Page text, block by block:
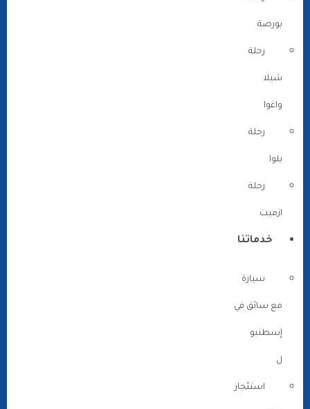
بورصة
رحلة
شيلا
واغوا
رحلة
يلوا
رحلة
ازميت
خدماتنا
سيارة
مع سائق في
إسطنبو
ل
استئجار